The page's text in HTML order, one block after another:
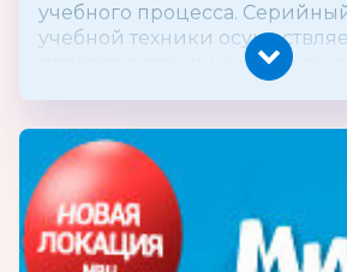
учебного процесса.
учебной техники
производственных участках,
в Москве и Подмосковье.
Продукция:модели, макеты
учебные для школ(приборы,
устройства учебные
механические приборы,
устройства учебные
тепловые приборы,